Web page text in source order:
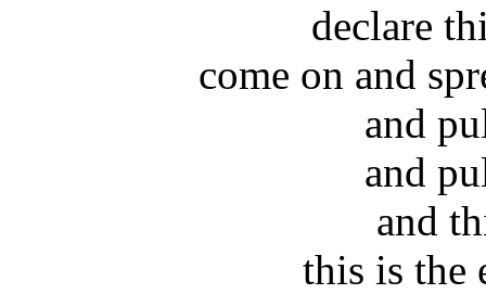
declare
come on and
and
and
and
this is the